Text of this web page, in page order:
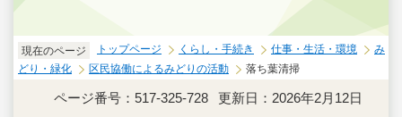
現在のページ トップページ くらし・手続き 仕事・生活・環境
み
どり・緑化
区民協働によるみどりの活動 落ち葉清掃
ページ番号：517-325-728 更新日：2026年2月12日